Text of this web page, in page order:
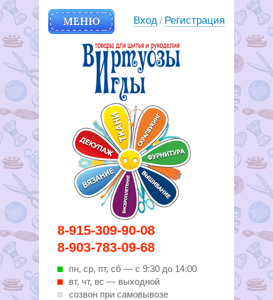
8-915-309-90-08
8-903-783-09-68
пн, ср, пт, cб — с 9:30 до 14:00
вт, чт, вс — выходной
созвон при самовывозе
МЕНЮ
Вирутозы иглы. Товары для
шитья и рукоделья
Вход / Регистрация